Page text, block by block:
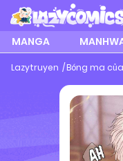
MANGA
Lazytruyen Bóng ma